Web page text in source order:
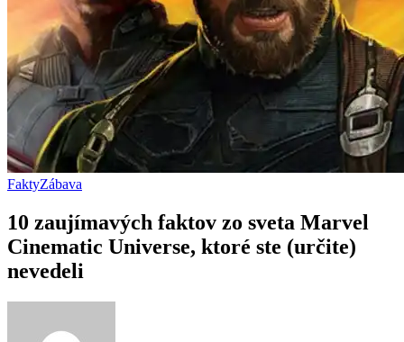
FaktyZábava
10 zaujímavých faktov zo sveta Marvel
Cinematic Universe, ktoré ste (určite)
nevedeli